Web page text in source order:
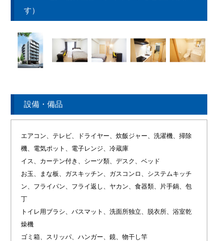
す）
設備・備品
エアコン、テレビ、ドライヤー、炊飯ジャー、洗濯機、掃除
機、電気ポット、電子レンジ、冷蔵庫
イス、カーテン付き、シーツ類、デスク、ベッド
お玉、まな板、ガスキッチン、ガスコンロ、システムキッチ
ン、フライパン、フライ返し、ヤカン、食器類、片手鍋、包
丁
トイレ用ブラシ、バスマット、洗面所独立、脱衣所、浴室乾
燥機
ゴミ箱、スリッパ、ハンガー、鏡、物干し竿